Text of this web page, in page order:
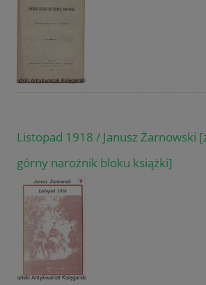
Listopad 1918 / Janusz Żarnowski
górny narożnik bloku książki]